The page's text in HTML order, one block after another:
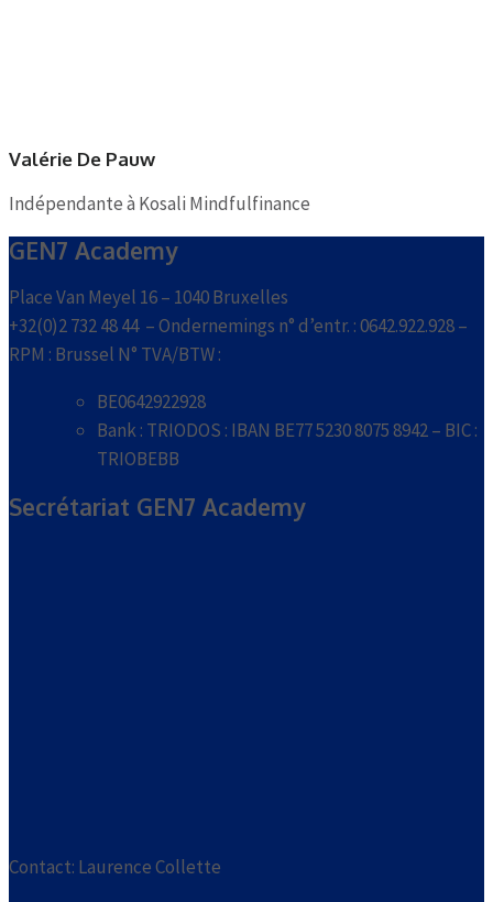
Valérie De Pauw
Indépendante à Kosali Mindfulfinance
GEN7 Academy
Place Van Meyel 16 – 1040 Bruxelles
+32(0)2 732 48 44 – Ondernemings n° d’entr. : 0642.922.928 –
RPM : Brussel N° TVA/BTW :
BE0642922928
Bank : TRIODOS : IBAN BE77 5230 8075 8942 – BIC :
TRIOBEBB
Secrétariat GEN7 Academy
Contact: Laurence Collette